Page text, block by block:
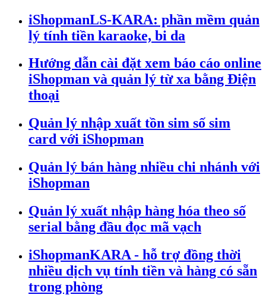
iShopmanLS-KARA: phần mềm quản
lý tính tiền karaoke, bi da
Hướng dẫn cài đặt xem báo cáo online
iShopman và quản lý từ xa bằng Điện
thoại
Quản lý nhập xuất tồn sim số sim
card với iShopman
Quản lý bán hàng nhiều chi nhánh với
iShopman
Quản lý xuất nhập hàng hóa theo số
serial bằng đầu đọc mã vạch
iShopmanKARA - hỗ trợ đồng thời
nhiều dịch vụ tính tiền và hàng có sẵn
trong phòng